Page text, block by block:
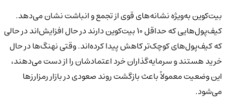
بیت‌کوین به‌ویژه نشانه‌های قوی از تجمع و انباشت نشان می‌دهد.
کیف‌پول‌هایی که حداقل ۱۰ بیت‌کوین دارند در حال افزایش‌اند در حالی
که کیف‌پول‌های کوچک‌تر کاهش پیدا کرده‌اند. وقتی نهنگ‌ها در حال
خرید هستند و سرمایه‌گذاران خرد اعتمادشان را از دست می‌دهند،
این وضعیت معمولاً باعث بازگشت روند صعودی در بازار رمزارزها
می‌شود.